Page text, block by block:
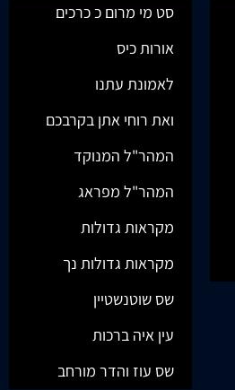
סט מי מרום כ כרכים
אורות כיס
לאמונת עתנו
ואת רוחי אתן בקרבכם
המהר"ל המנוקד
המהר"ל מפראג
מקראות גדולות
מקראות גדולות נך
שס שוטנשטיין
עין איה ברכות
שס עוז והדר מורחב